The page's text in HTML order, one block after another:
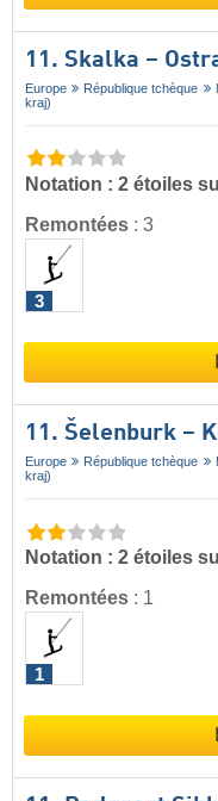
11. Skalka –
Europe République tchèque
kraj)
Notation : 2 étoiles
Remontées : 3
3
11. Šelenburk –
Europe République tchèque
kraj)
Notation : 2 étoiles
Remontées : 1
1